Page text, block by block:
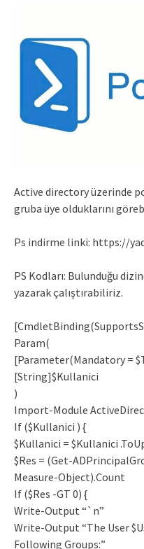
Active directory üzerinde
gruba üye olduklarını
Ps indirme linki: https://
PS Kodları: Bulunduğu
yazarak çalıştırabiliriz.
Param(
[Parameter(Mandatory =
[String]$Kullanici
)
Import-Module
If ($Kullanici ) {
$Kullanici = $Kullanici
$Res = (Get-
Measure-Object).Count
If ($Res -GT 0) {
Write-Output “`n”
Write-Output “The User
Following Groups:”